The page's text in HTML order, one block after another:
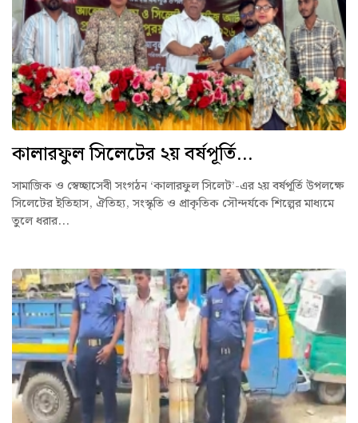
কালারফুল সিলেটের ২য় বর্ষপূর্তি...
সামাজিক ও স্বেচ্ছাসেবী সংগঠন ‘কালারফুল সিলেট’-এর ২য় বর্ষপূর্তি উপলক্ষে
সিলেটের ইতিহাস, ঐতিহ্য, সংস্কৃতি ও প্রাকৃতিক সৌন্দর্যকে শিল্পের মাধ্যমে
তুলে ধরার...